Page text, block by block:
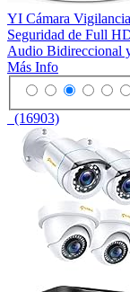
YI Cámara
Seguridad de Full
Audio Bidireccional
Más Info
(16903)